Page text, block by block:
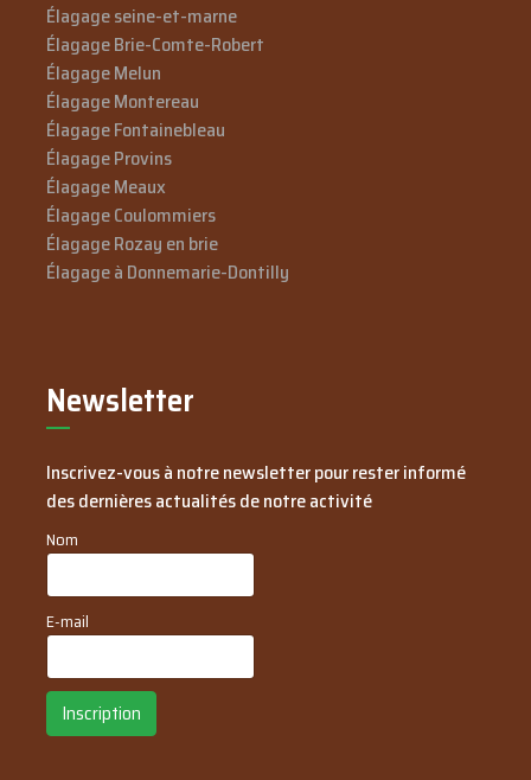
Élagage seine-et-marne
Élagage Brie-Comte-Robert
Élagage Melun
Élagage Montereau
Élagage Fontainebleau
Élagage Provins
Élagage Meaux
Élagage Coulommiers
Élagage Rozay en brie
Élagage à Donnemarie-Dontilly
Newsletter
Inscrivez-vous à notre newsletter pour rester informé
des dernières actualités de notre activité
Nom
E-mail
Inscription